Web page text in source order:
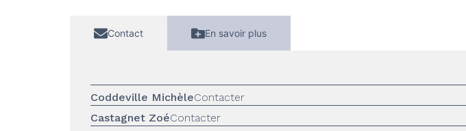
Contact En savoir plus
Coddeville MichèleContacter
Castagnet ZoéContacter